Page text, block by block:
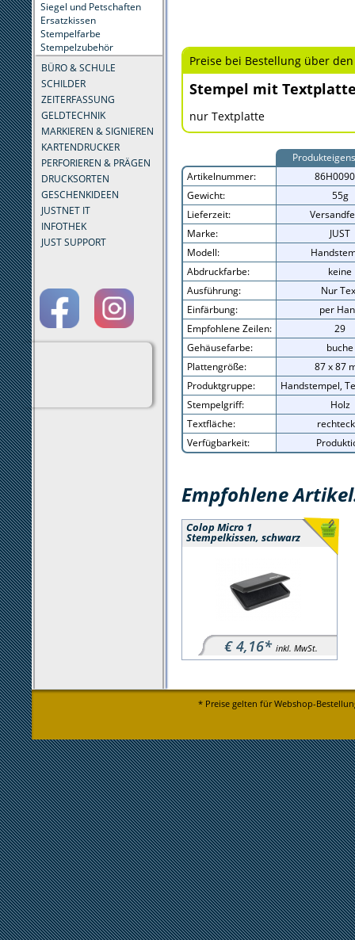
Siegel und Petschaften
Ersatzkissen
Stempelfarbe
Stempelzubehör
BÜRO & SCHULE
SCHILDER
ZEITERFASSUNG
GELDTECHNIK
MARKIEREN & SIGNIEREN
KARTENDRUCKER
PERFORIEREN & PRÄGEN
DRUCKSORTEN
GESCHENKIDEEN
JUSTNET IT
INFOTHEK
JUST SUPPORT
Preise bei Bestellung über
Stempel mit
nur Textplatte
Artikelnummer:
Gewicht:
55g
Lieferzeit:
Marke:
JUST
Modell:
Abdruckfarbe:
keine
Ausführung:
Nur
Einfärbung:
per
Empfohlene Zeilen:
29
Gehäusefarbe:
buche
Plattengröße:
87 x 87
Produktgruppe:
Handstempel,
Stempelgriff:
Holz
Textfläche:
Verfügbarkeit:
Empfohlene
Colop Micro 1
Stempelkissen, schwarz
€ 4,16* inkl. MwSt.
* Preise gelten für Webshop-